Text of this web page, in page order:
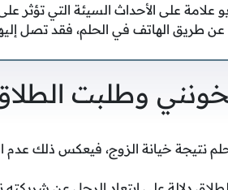
علامة على الأحداث السيئة التي تؤثر
عن طريق الهاتف في الحلم، فقد تصل
وطلبت
نتيجة خيانة الزوج، فيعكس ذلك عدم